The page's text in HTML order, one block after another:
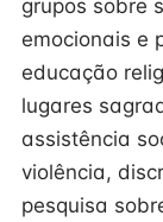
grupos sobre
emocionais e
educação
lugares
assistência
violência,
pesquisa